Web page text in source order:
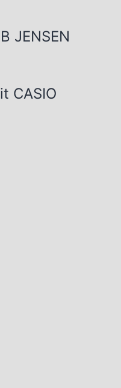
JENSEN
CASIO